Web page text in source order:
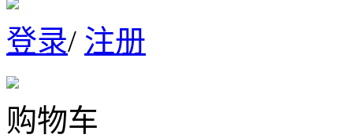
登录/ 注册
购物车